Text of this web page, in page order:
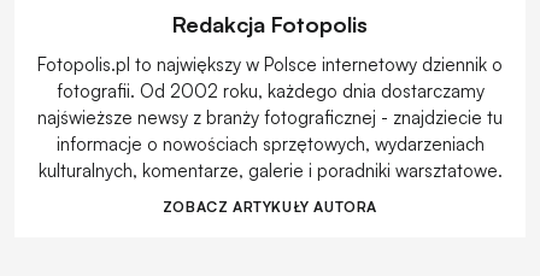
Redakcja Fotopolis
Fotopolis.pl to największy w Polsce internetowy dziennik o
fotografii. Od 2002 roku, każdego dnia dostarczamy
najświeższe newsy z branży fotograficznej - znajdziecie tu
informacje o nowościach sprzętowych, wydarzeniach
kulturalnych, komentarze, galerie i poradniki warsztatowe.
ZOBACZ ARTYKUŁY AUTORA